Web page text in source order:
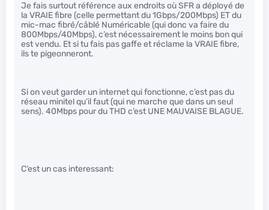
Je fais surtout référence aux endroits où SFR a déployé de
la VRAIE fibre (celle permettant du 1Gbps/200Mbps) ET du
mic-mac fibré/câblé Numéricable (qui donc va faire du
800Mbps/40Mbps), c’est nécessairement le moins bon qui
est vendu. Et si tu fais pas gaffe et réclame la VRAIE fibre,
ils te pigeonneront.
Si on veut garder un internet qui fonctionne, c’est pas du
réseau minitel qu’il faut (qui ne marche que dans un seul
sens). 40Mbps pour du THD c’est UNE MAUVAISE BLAGUE.
C’est un cas interessant: